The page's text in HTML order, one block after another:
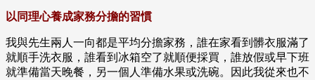
以同理心養成家務分擔的習慣
我與先生兩人一向都是平均分擔家務，誰在家看到髒衣服滿了
就順手洗衣服，誰看到冰箱空了就順便採買，誰放假或早下班
就準備當天晚餐，另一個人準備水果或洗碗。因此我從來也不